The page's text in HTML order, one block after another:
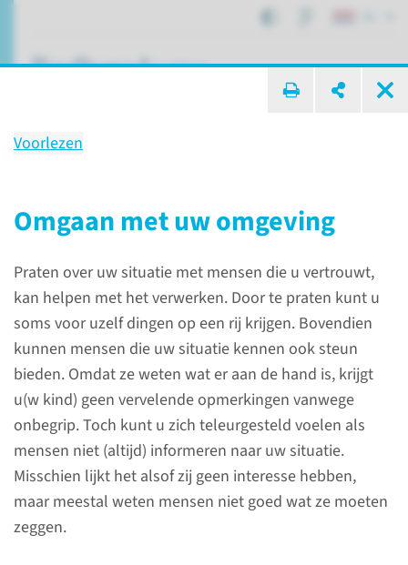
Voorlezen
Omgaan met uw omgeving
Praten over uw situatie met mensen die u vertrouwt,
kan helpen met het verwerken. Door te praten kunt u
soms voor uzelf dingen op een rij krijgen. Bovendien
kunnen mensen die uw situatie kennen ook steun
bieden. Omdat ze weten wat er aan de hand is, krijgt
u(w kind) geen vervelende opmerkingen vanwege
onbegrip. Toch kunt u zich teleurgesteld voelen als
mensen niet (altijd) informeren naar uw situatie.
Misschien lijkt het alsof zij geen interesse hebben,
maar meestal weten mensen niet goed wat ze moeten
zeggen.
een mitochondriële ziekte
Patiëntenzorg
Mitochondriële aandoeningen
Sociale en emotionele gevolgen voor kinderen met een mitochondriële ziekte